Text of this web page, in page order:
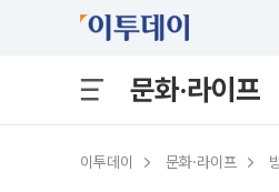
문화·라이프
이투데이 문화·라이프